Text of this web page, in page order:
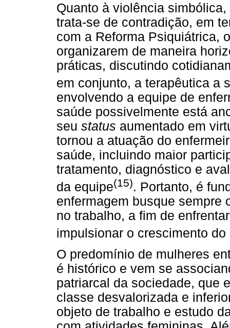
Quanto à violência
trata-se de contradição, em
com a Reforma Psiquiátrica,
organizarem de maneira
práticas, discutindo
em conjunto, a terapêutica a
envolvendo a equipe de
saúde possivelmente está
seu status aumentado em
tornou a atuação do
saúde, incluindo maior
tratamento, diagnóstico e
da equipe(15). Portanto, é
enfermagem busque sempre
no trabalho, a fim de
impulsionar o crescimento do
O predomínio de mulheres
é histórico e vem se
patriarcal da sociedade, que
classe desvalorizada e
objeto de trabalho e estudo